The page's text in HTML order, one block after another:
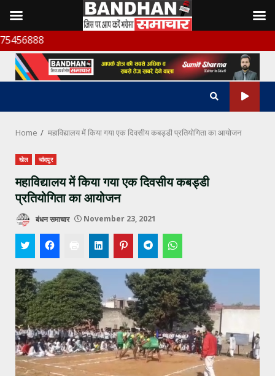
Skip
to
content
Home महाविद्यालय में किया गया एक दिवसीय कबड्डी प्रतियोगिता का आयोजन
खेल चांदपुर
महाविद्यालय में किया गया एक दिवसीय कबड्डी
प्रतियोगिता का आयोजन
बंधन समाचार November 23, 2021